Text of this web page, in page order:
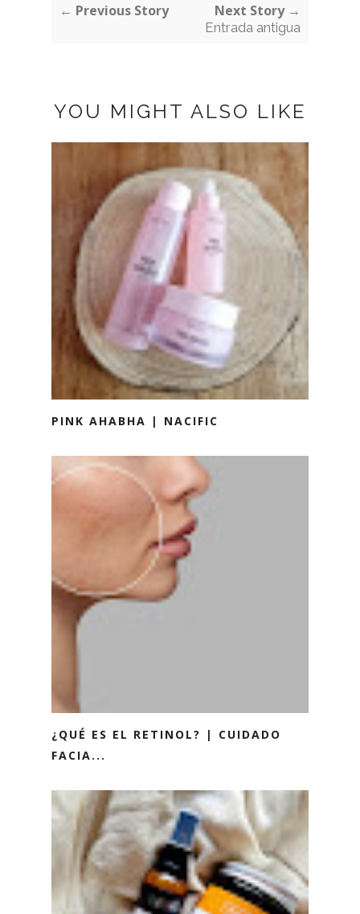
← Previous Story Next Story →
Entrada antigua
YOU MIGHT ALSO LIKE
PINK AHABHA | NACIFIC
¿QUÉ ES EL RETINOL? | CUIDADO
FACIA...